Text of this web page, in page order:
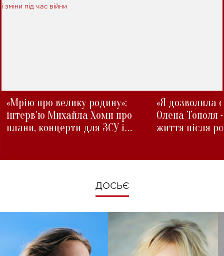
«Мрію про велику родину»:
інтерв'ю Михайла Хоми про
плани, концерти для ЗСУ і
«Я дозволила
Олена Тополя
життя після
ДОСЬЄ